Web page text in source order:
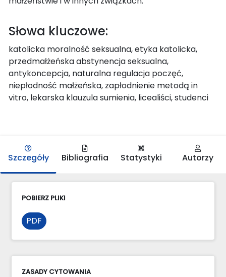
Słowa kluczowe:
katolicka moralność seksualna, etyka katolicka,
przedmałżeńska abstynencja seksualna,
antykoncepcja, naturalna regulacja poczęć,
niepłodność małżeńska, zapłodnienie metodą in
vitro, lekarska klauzula sumienia, licealiści, studenci
Szczegóły Bibliografia Statystyki Autorzy
POBIERZ PLIKI
PDF
ZASADY CYTOWANIA